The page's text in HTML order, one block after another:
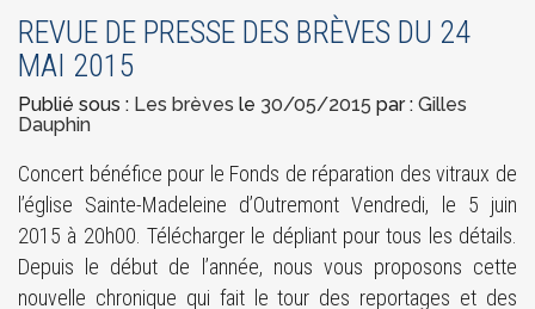
REVUE DE PRESSE DES BRÈVES DU 24
MAI 2015
Publié sous : Les brèves le 30/05/2015 par : Gilles
Dauphin
Concert bénéfice pour le Fonds de réparation des vitraux de
l’église Sainte-Madeleine d’Outremont Vendredi, le 5 juin
2015 à 20h00. Télécharger le dépliant pour tous les détails.
Depuis le début de l’année, nous vous proposons cette
nouvelle chronique qui fait le tour des reportages et des